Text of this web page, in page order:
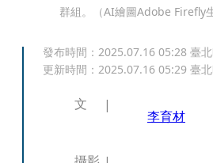
群組。（AI繪圖Adobe Firefly
發布時間： 2025.07.16 05:28 臺
更新時間： 2025.07.16 05:29 臺
文
李育材